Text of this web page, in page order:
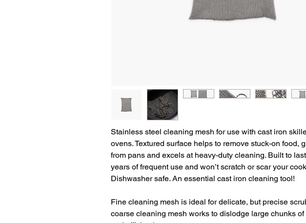
Stainless steel cleaning mesh for use with cast iron
ovens. Textured surface helps to remove stuck-on food,
from pans and excels at heavy-duty cleaning. Built to
years of frequent use and won’t scratch or scar your
Dishwasher safe. An essential cast iron cleaning tool!
Fine cleaning mesh is ideal for delicate, but precise
coarse cleaning mesh works to dislodge large chunks